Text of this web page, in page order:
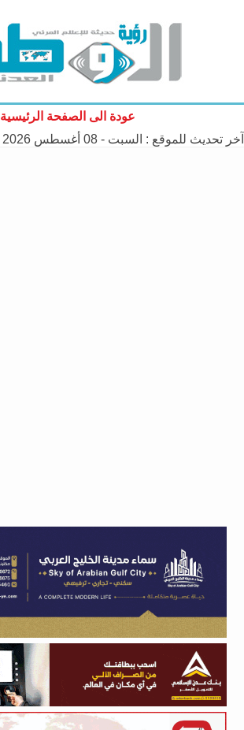
عودة الى الصفحة الرئيسية
آخر تحديث للموقع : السبت - 08 أغسطس 2026 - 10:24 م